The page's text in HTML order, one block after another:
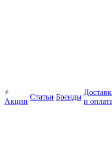
Акции
Статьи Бренды
и